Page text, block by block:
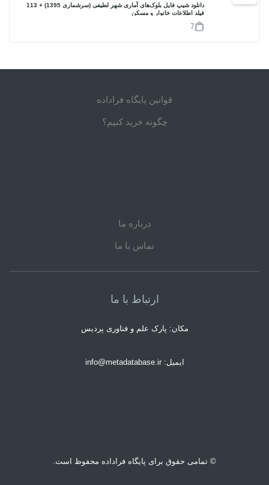
دانلود شیپ فایل بلوک‌های آماری شهر لطیفی (سرشماری 1395) + 113
فیلد اطلاعات خانوار و مسکن
7
قوانین پایگاه فراداده
چگونه خرید کنیم؟
درباره ما
تماس با ما
ارتباط با ما
مکان: پارک علم و فناوری پردیس
ایمیل: info@metadatabase.ir
© تمامی حقوق برای پایگاه فراداده محفوظ است.